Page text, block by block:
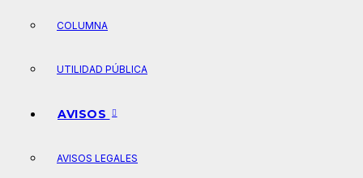
COLUMNA
UTILIDAD PÚBLICA
AVISOS
AVISOS LEGALES